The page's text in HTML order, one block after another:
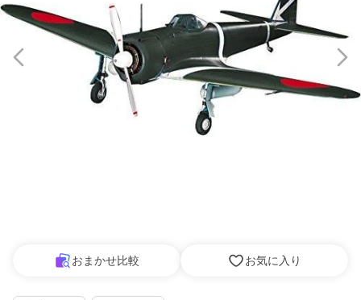
おまかせ比較 お気に入り